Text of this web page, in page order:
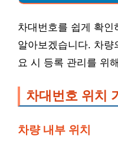
차대번호를 쉽게 확
알아보겠습니다. 차량
요 시 등록 관리를 위
차대번호 위치
차량 내부 위치